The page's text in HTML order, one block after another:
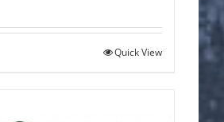
Quick View